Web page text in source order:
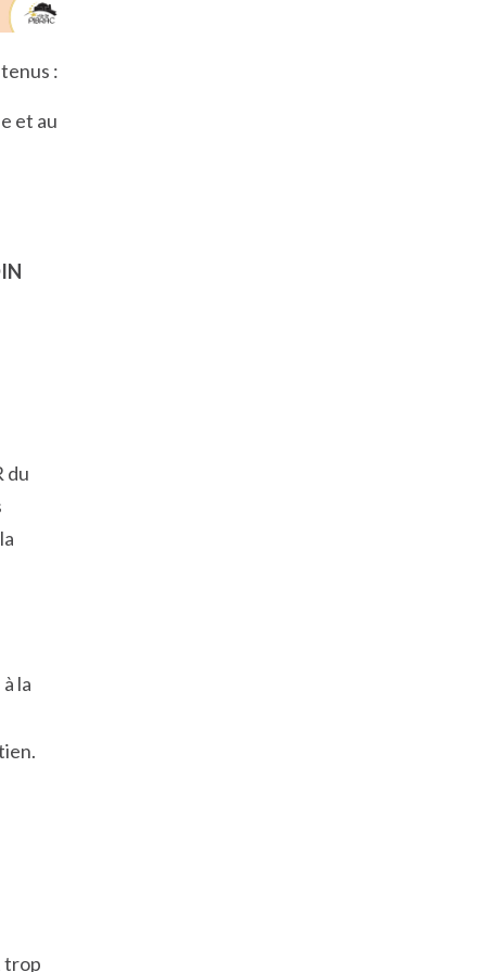
:
et au
du
la
trop